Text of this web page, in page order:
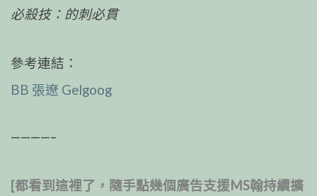
必殺技：的刺必貫
參考連結：
BB 張遼 Gelgoog
————–
[都看到這裡了，隨手點幾個廣告支援MS翰持續擴